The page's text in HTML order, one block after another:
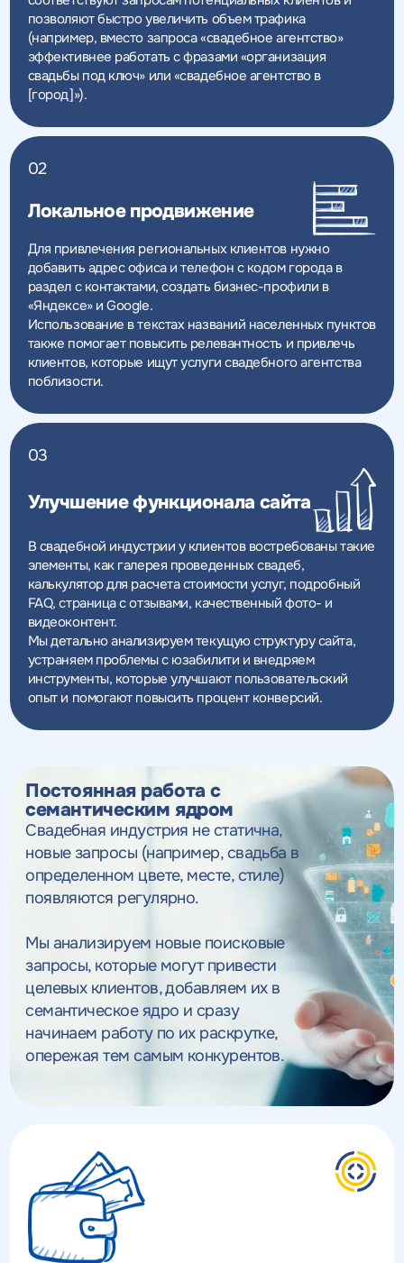
позволяют быстро увеличить объем трафика
(например, вместо запроса «свадебное агентство»
эффективнее работать с фразами «организация
свадьбы под ключ» или «свадебное агентство в
[город]»).
02
Локальное продвижение
Для привлечения региональных клиентов нужно
добавить адрес офиса и телефон с кодом города в
раздел с контактами, создать бизнес-профили в
«Яндексе» и Google.
Использование в текстах названий населенных пунктов
также помогает повысить релевантность и привлечь
клиентов, которые ищут услуги свадебного агентства
поблизости.
03
Улучшение функционала сайта
В свадебной индустрии у клиентов востребованы такие
элементы, как галерея проведенных свадеб,
калькулятор для расчета стоимости услуг, подробный
FAQ, страница с отзывами, качественный фото- и
видеоконтент.
Мы детально анализируем текущую структуру сайта,
устраняем проблемы с юзабилити и внедряем
инструменты, которые улучшают пользовательский
опыт и помогают повысить процент конверсий.
Постоянная работа с
семантическим ядром
Свадебная индустрия не статична,
новые запросы (например, свадьба в
определенном цвете, месте, стиле)
появляются регулярно.
Мы анализируем новые поисковые
запросы, которые могут привести
целевых клиентов, добавляем их в
семантическое ядро и сразу
начинаем работу по их раскрутке,
опережая тем самым конкурентов.